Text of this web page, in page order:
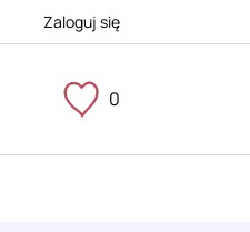
Zaloguj się
0